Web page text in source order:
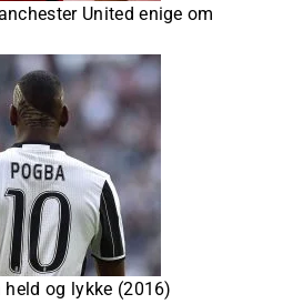
United enige om
og lykke (2016)